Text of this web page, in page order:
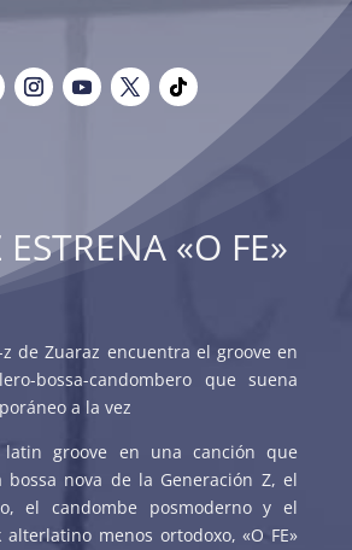
«O FE»
de Zuaraz encuentra el groove en
bossa-candombero que suena
a la vez
latin groove en una canción que
bossa nova de la Generación Z, el
el candombe posmoderno y el
menos ortodoxo, «O FE»